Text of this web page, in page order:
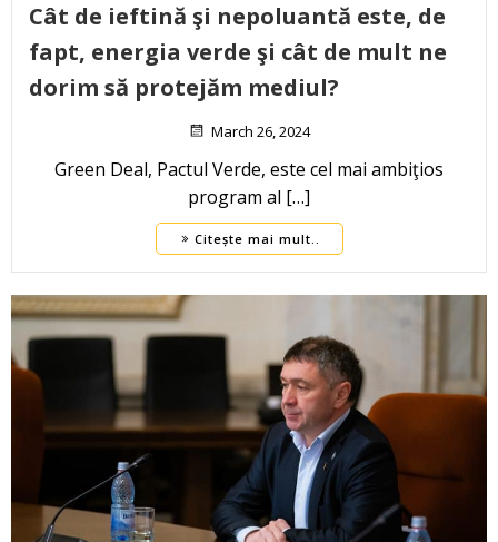
Cât de ieftină şi nepoluantă este, de
fapt, energia verde şi cât de mult ne
dorim să protejăm mediul?
March 26, 2024
Green Deal, Pactul Verde, este cel mai ambiţios
program al […]
Citește mai mult..